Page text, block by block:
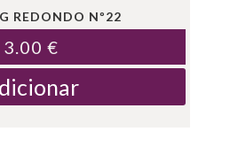
REDONDO Nº22
3.00 €